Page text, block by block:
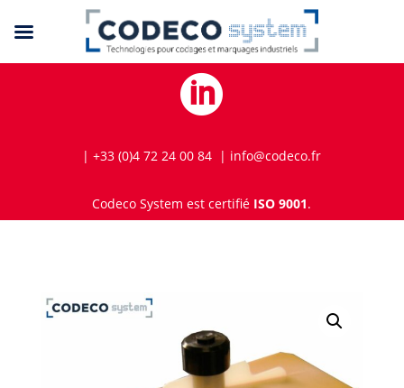

| +33 (0)4 72 24 00 84 | info@codeco.fr
Codeco System est certifié ISO 9001.